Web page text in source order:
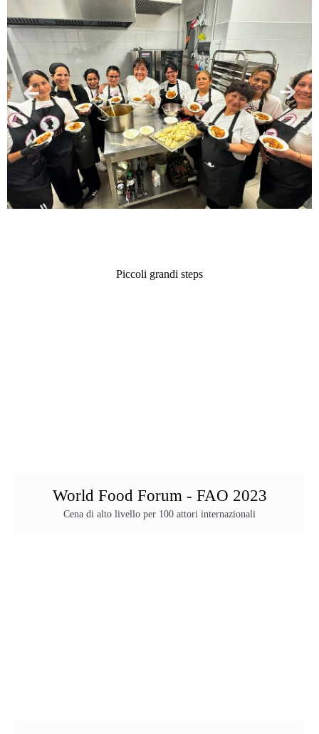
Piccoli grandi steps
World Food Forum - FAO 2023
Cena di alto livello per 100 attori internazionali